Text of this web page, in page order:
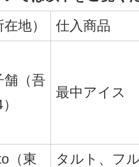
地）
仕入商品
舗（吾
最中アイス
（東
タルト、フ